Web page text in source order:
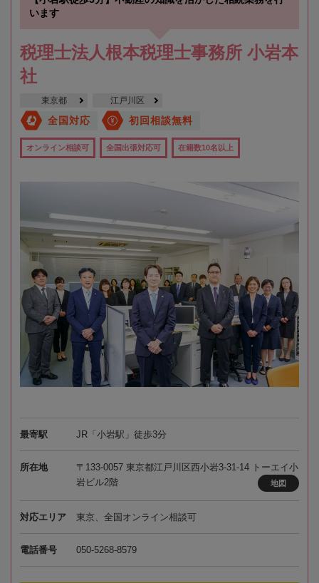
います
税理士法人根本税理士事務所 小岩本
社
東京都 江戸川区
全国対応 初回相談無料
オンライン相談可 全国出張対応可 在籍数10名以上
最寄駅 JR「小岩駅」徒歩3分
所在地
〒133-0057 東京都江戸川区西小岩3-31-14 トーエイ小
岩ビル2階
地図
対応エリア 東京、全国オンライン相談可
電話番号 050-5268-8579